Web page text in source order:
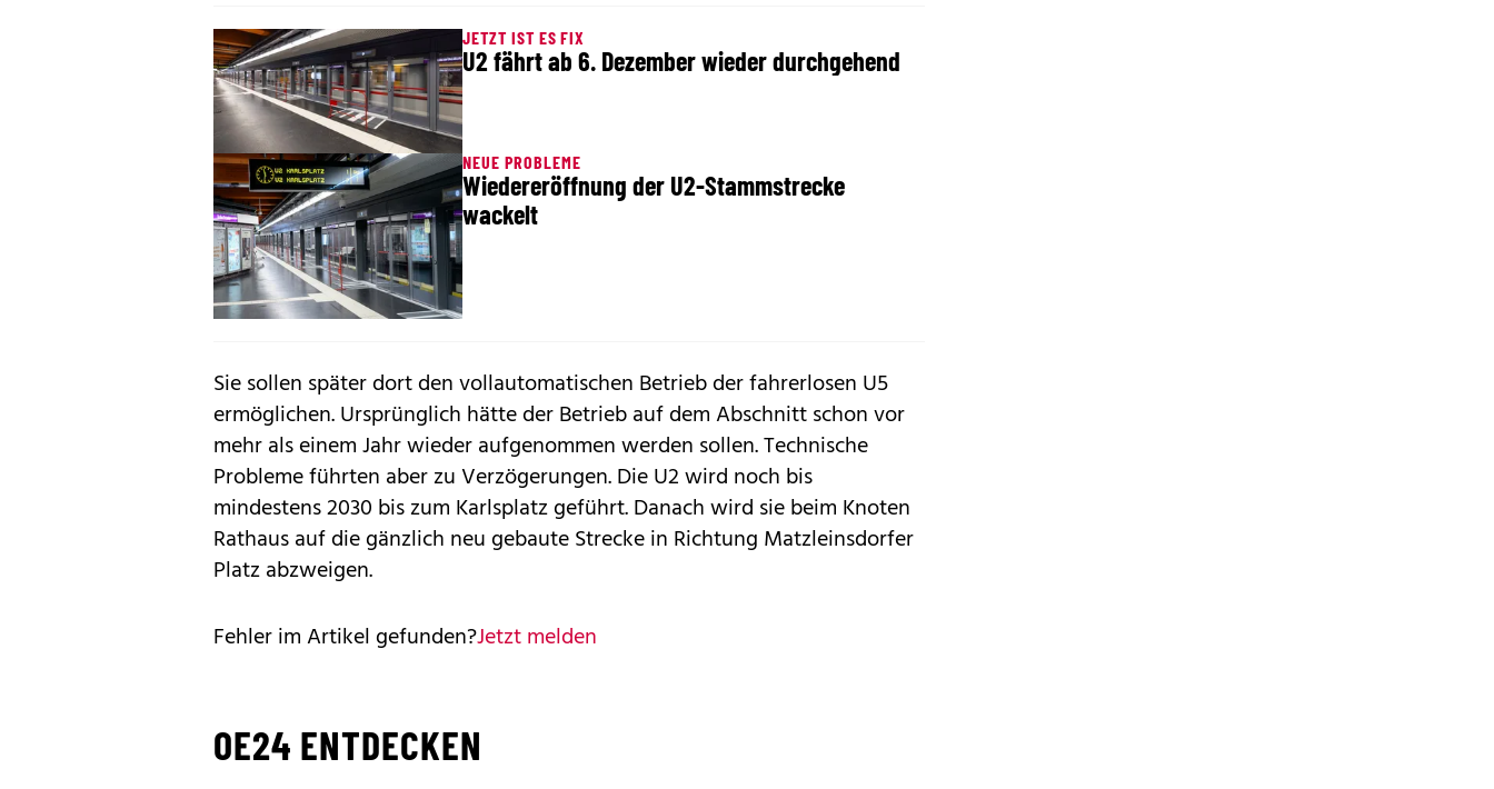
JETZT IST ES FIX
U2 fährt ab 6. Dezember wieder durchgehend
NEUE PROBLEME
Wiedereröffnung der U2-Stammstrecke
wackelt
Sie sollen später dort den vollautomatischen Betrieb der fahrerlosen U5
ermöglichen. Ursprünglich hätte der Betrieb auf dem Abschnitt schon vor
mehr als einem Jahr wieder aufgenommen werden sollen. Technische
Probleme führten aber zu Verzögerungen. Die U2 wird noch bis
mindestens 2030 bis zum Karlsplatz geführt. Danach wird sie beim Knoten
Rathaus auf die gänzlich neu gebaute Strecke in Richtung Matzleinsdorfer
Platz abzweigen.
Fehler im Artikel gefunden?Jetzt melden
OE24 ENTDECKEN